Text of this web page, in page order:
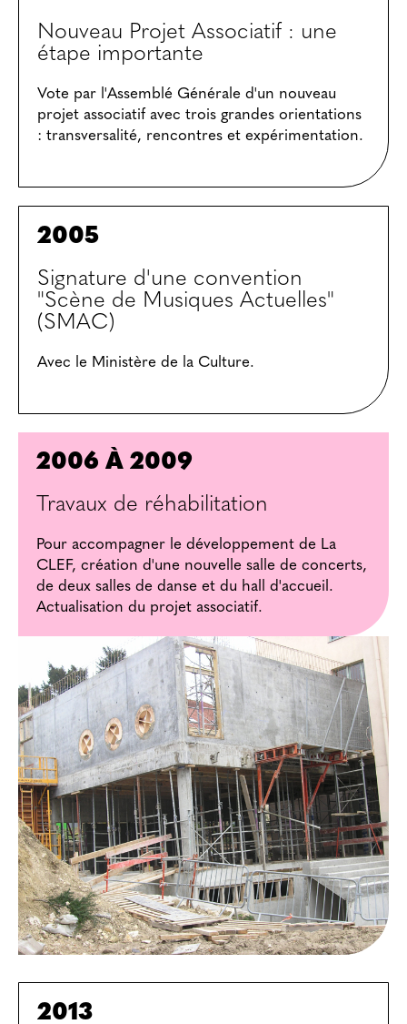
Nouveau Projet Associatif : une
étape importante
Vote par l'Assemblé Générale d'un nouveau
projet associatif avec trois grandes orientations
: transversalité, rencontres et expérimentation.
2005
Signature d'une convention
"Scène de Musiques Actuelles"
(SMAC)
Avec le Ministère de la Culture.
2006 À 2009
Travaux de réhabilitation
Pour accompagner le développement de La
CLEF, création d'une nouvelle salle de concerts,
de deux salles de danse et du hall d'accueil.
Actualisation du projet associatif.
2013